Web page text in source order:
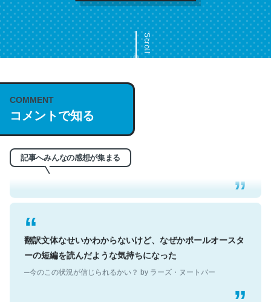
Scroll
COMMENT
コメントで知る
記事へみんなの感想が集まる
これは名文。彼はとてもクレバーなんだろうなと凄く思
─今のこの状況が信じられるかい？ by ラーズ・ヌートバー
翻訳文体なせいかわからないけど、なぜかポールオースタ
ーの短編を読んだような気持ちになった
─今のこの状況が信じられるかい？ by ラーズ・ヌートバー